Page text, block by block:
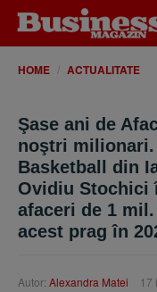
HOME ACTUALITATE
Şase ani de
noştri
Basketball din
Ovidiu Stochici
afaceri de 1
acest prag în
Autor: Alexandra Matei 17